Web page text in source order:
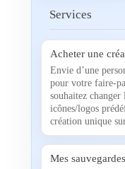
Services
Acheter une
Envie d’une
pour votre faire-
souhaitez
icônes/logos
création unique
Mes sauvegardes